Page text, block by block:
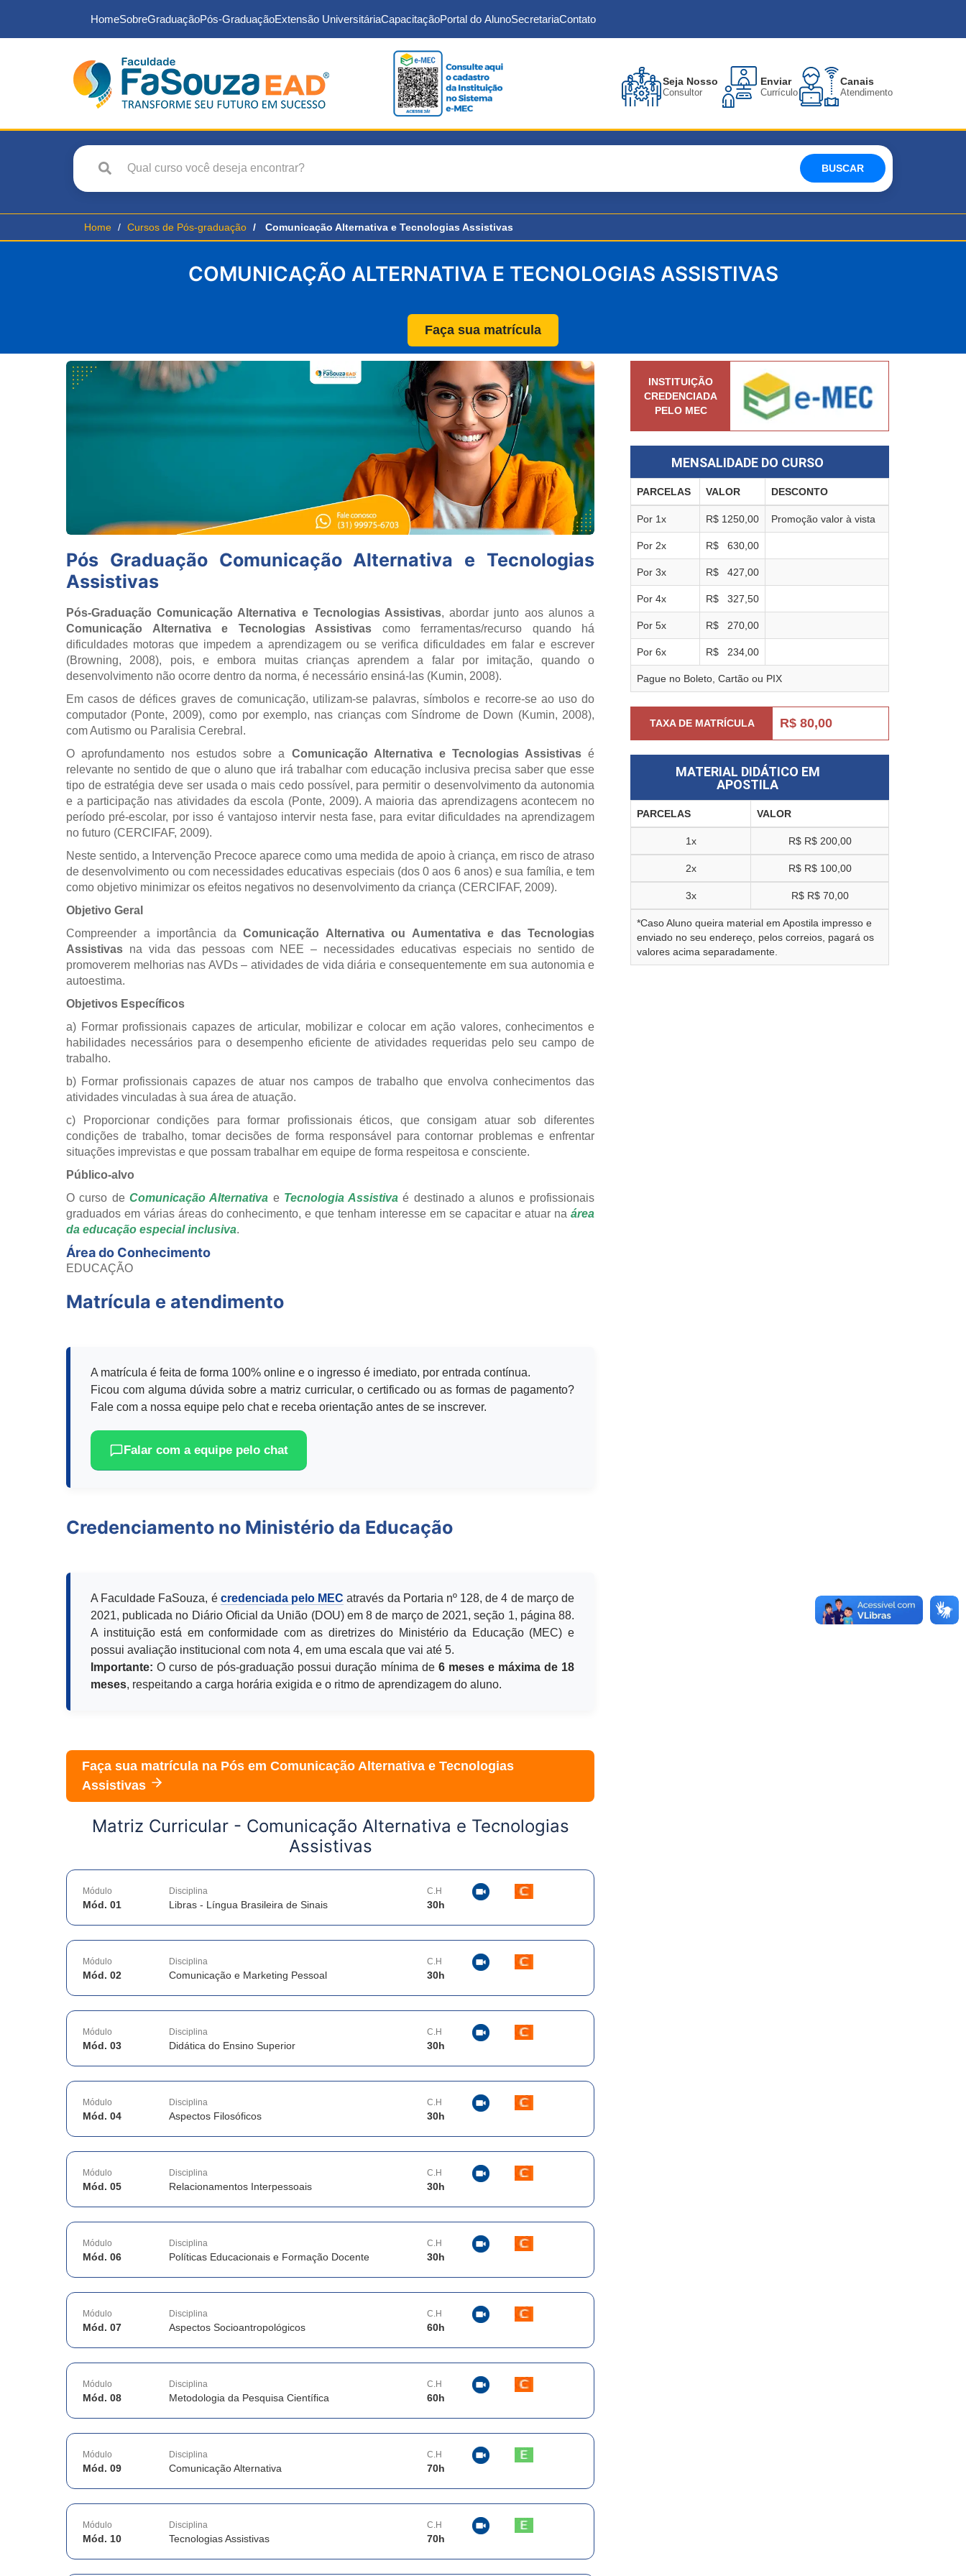
HomeSobreGraduaçãoPós-GraduaçãoExtensão UniversitáriaCapacitaçãoPortal do AlunoSecretariaContato
Seja Nosso
Consultor
Enviar
Currículo
Canais
Atendimento
BUSCAR
Home Cursos de Pós-graduação Comunicação Alternativa e Tecnologias Assistivas
COMUNICAÇÃO ALTERNATIVA E TECNOLOGIAS ASSISTIVAS
Faça sua matrícula
Pós Graduação Comunicação Alternativa e Tecnologias
Assistivas
Pós-Graduação Comunicação Alternativa e Tecnologias Assistivas, abordar junto aos alunos a
Comunicação Alternativa e Tecnologias Assistivas como ferramentas/recurso quando há
dificuldades motoras que impedem a aprendizagem ou se verifica dificuldades em falar e escrever
(Browning, 2008), pois, e embora muitas crianças aprendem a falar por imitação, quando o
desenvolvimento não ocorre dentro da norma, é necessário ensiná-las (Kumin, 2008).
Em casos de défices graves de comunicação, utilizam-se palavras, símbolos e recorre-se ao uso do
computador (Ponte, 2009), como por exemplo, nas crianças com Síndrome de Down (Kumin, 2008),
com Autismo ou Paralisia Cerebral.
O aprofundamento nos estudos sobre a Comunicação Alternativa e Tecnologias Assistivasé
relevante no sentido de que o aluno que irá trabalhar com educação inclusiva precisa saber que esse
tipo de estratégia deve ser usada o mais cedo possível, para permitir o desenvolvimento da autonomia
e a participação nas atividades da escola (Ponte, 2009). A maioria das aprendizagens acontecem no
período pré-escolar, por isso é vantajoso intervir nesta fase, para evitar dificuldades na aprendizagem
no futuro (CERCIFAF, 2009).
Neste sentido, a Intervenção Precoce aparece como uma medida de apoio à criança, em risco de atraso
de desenvolvimento ou com necessidades educativas especiais (dos 0 aos 6 anos) e sua família, e tem
como objetivo minimizar os efeitos negativos no desenvolvimento da criança (CERCIFAF, 2009).
Objetivo Geral
Compreender a importância da Comunicação Alternativa ou Aumentativa e das Tecnologias
Assistivas na vida das pessoas com NEE – necessidades educativas especiais no sentido de
promoverem melhorias nas AVDs – atividades de vida diária e consequentemente em sua autonomia e
autoestima.
Objetivos Específicos
a) Formar profissionais capazes de articular, mobilizar e colocar em ação valores, conhecimentos e
habilidades necessários para o desempenho eficiente de atividades requeridas pelo seu campo de
trabalho.
b) Formar profissionais capazes de atuar nos campos de trabalho que envolva conhecimentos das
atividades vinculadas à sua área de atuação.
c) Proporcionar condições para formar profissionais éticos, que consigam atuar sob diferentes
condições de trabalho, tomar decisões de forma responsável para contornar problemas e enfrentar
situações imprevistas e que possam trabalhar em equipe de forma respeitosa e consciente.
Público-alvo
O curso de Comunicação Alternativa e Tecnologia Assistiva é destinado a alunos e profissionais
graduados em várias áreas do conhecimento, e que tenham interesse em se capacitar e atuar na área
da educação especial inclusiva.
Área do Conhecimento
EDUCAÇÃO
Matrícula e atendimento
A matrícula é feita de forma 100% online e o ingresso é imediato, por entrada contínua.
Ficou com alguma dúvida sobre a matriz curricular, o certificado ou as formas de pagamento?
Fale com a nossa equipe pelo chat e receba orientação antes de se inscrever.
Falar com a equipe pelo chat
Credenciamento no Ministério da Educação
A Faculdade FaSouza, é credenciada pelo MEC através da Portaria nº 128, de 4 de março de
2021, publicada no Diário Oficial da União (DOU) em 8 de março de 2021, seção 1, página 88.
A instituição está em conformidade com as diretrizes do Ministério da Educação (MEC) e
possui avaliação institucional com nota 4, em uma escala que vai até 5.
Importante: O curso de pós-graduação possui duração mínima de 6 meses e máxima de 18
meses, respeitando a carga horária exigida e o ritmo de aprendizagem do aluno.
Faça sua matrícula na Pós em Comunicação Alternativa e Tecnologias
Assistivas
Matriz Curricular - Comunicação Alternativa e Tecnologias
Assistivas
Módulo
Mód. 01
Disciplina
Libras - Língua Brasileira de Sinais
C.H
30h
Módulo
Mód. 02
Disciplina
Comunicação e Marketing Pessoal
C.H
30h
Módulo
Mód. 03
Disciplina
Didática do Ensino Superior
C.H
30h
Módulo
Mód. 04
Disciplina
Aspectos Filosóficos
C.H
30h
Módulo
Mód. 05
Disciplina
Relacionamentos Interpessoais
C.H
30h
Módulo
Mód. 06
Disciplina
Políticas Educacionais e Formação Docente
C.H
30h
Módulo
Mód. 07
Disciplina
Aspectos Socioantropológicos
C.H
60h
Módulo
Mód. 08
Disciplina
Metodologia da Pesquisa Científica
C.H
60h
Módulo
Mód. 09
Disciplina
Comunicação Alternativa
C.H
70h
Módulo
Mód. 10
Disciplina
Tecnologias Assistivas
C.H
70h
INSTITUIÇÃO
CREDENCIADA
PELO MEC
MENSALIDADE DO CURSO
PARCELAS VALOR DESCONTO
Por 1x R$ 1250,00 Promoção valor à vista
Por 2x R$ 630,00
Por 3x R$ 427,00
Por 4x R$ 327,50
Por 5x R$ 270,00
Por 6x R$ 234,00
Pague no Boleto, Cartão ou PIX
TAXA DE MATRÍCULA R$ 80,00
MATERIAL DIDÁTICO EM
APOSTILA
PARCELAS VALOR
1x R$ R$ 200,00
2x R$ R$ 100,00
3x R$ R$ 70,00
*Caso Aluno queira material em Apostila impresso e
enviado no seu endereço, pelos correios, pagará os
valores acima separadamente.